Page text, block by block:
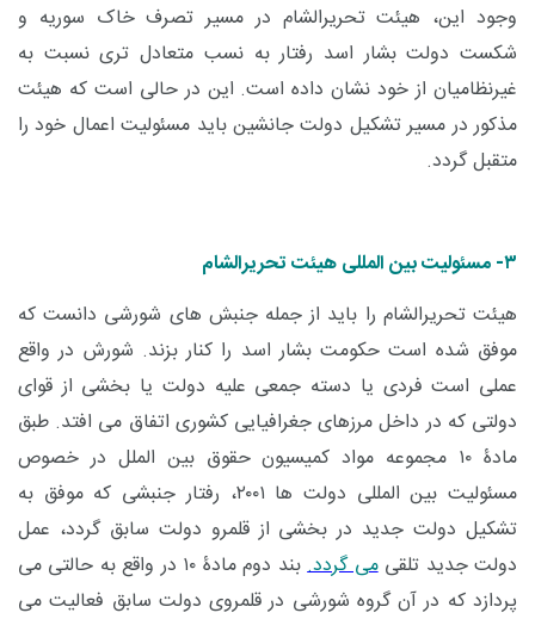
وجود این، هیئت تحریرالشام در مسیر تصرف خاک سوریه و
شکست دولت بشار اسد رفتار به نسب متعادل تری نسبت به
غیرنظامیان از خود نشان داده است. این در حالی است که هیئت
مذکور در مسیر تشکیل دولت جانشین باید مسئولیت اعمال خود را
متقبل گردد.
۳- مسئولیت بین المللی هیئت تحریرالشام
هیئت تحریرالشام را باید از جمله جنبش های شورشی دانست که
موفق شده است حکومت بشار اسد را کنار بزند. شورش در واقع
عملی است فردی یا دسته جمعی علیه دولت یا بخشی از قوای
دولتی که در داخل مرزهای جغرافیایی کشوری اتفاق می افتد. طبق
مادۀ ۱۰ مجموعه مواد کمیسیون حقوق بین الملل در خصوص
مسئولیت بین المللی دولت ها ۲۰۰۱، رفتار جنبشی که موفق به
تشکیل دولت جدید در بخشی از قلمرو دولت سابق گردد، عمل
دولت جدید تلقیمی گردد.
بند دوم مادۀ ۱۰ در واقع به حالتی می
پردازد که در آن گروه شورشی در قلمروی دولت سابق فعالیت می